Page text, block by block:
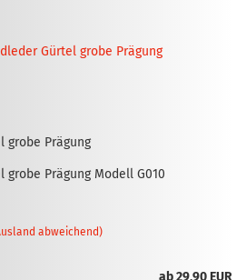
grobe Prä­gung
Prä­gung Mo­dell G010
abweichend)
ab 29,90 EUR